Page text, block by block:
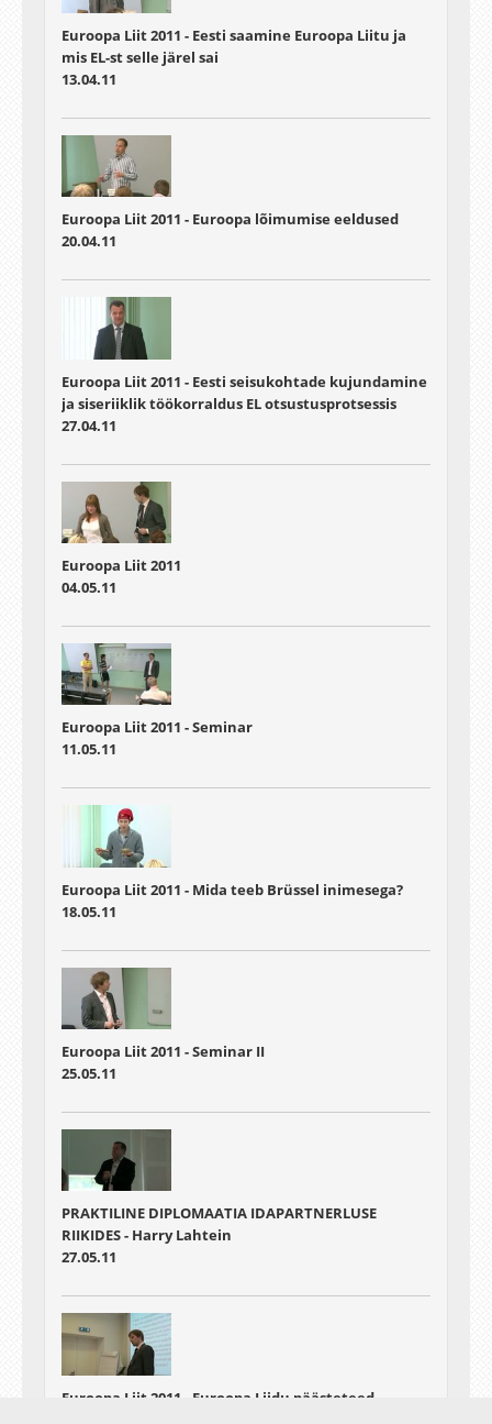
Euroopa Liit 2011 - Eesti saamine Euroopa Liitu ja
mis EL-st selle järel sai
13.04.11
Euroopa Liit 2011 - Euroopa lõimumise eeldused
20.04.11
Euroopa Liit 2011 - Eesti seisukohtade kujundamine
ja siseriiklik töökorraldus EL otsustusprotsessis
27.04.11
Euroopa Liit 2011
04.05.11
Euroopa Liit 2011 - Seminar
11.05.11
Euroopa Liit 2011 - Mida teeb Brüssel inimesega?
18.05.11
Euroopa Liit 2011 - Seminar II
25.05.11
PRAKTILINE DIPLOMAATIA IDAPARTNERLUSE
RIIKIDES - Harry Lahtein
27.05.11
Euroopa Liit 2011 - Euroopa Liidu päästeteed